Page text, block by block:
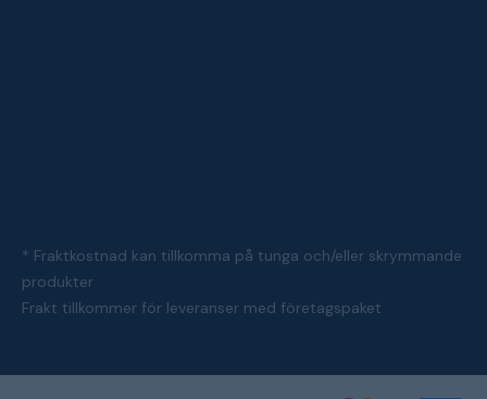
* Fraktkostnad kan tillkomma på tunga och/eller skrymmande
produkter
Frakt tillkommer för leveranser med företagspaket